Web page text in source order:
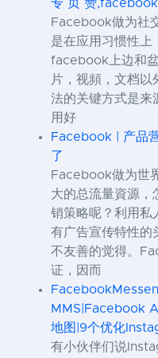
专 页 赞
Facebook做为社
是在应用习惯性上
facebook上边和
片，视頻，文档
法的关键方式是
用好
Facebook | 产品
了
Facebook做为世
大的总流量資源，
销策略呢？利用私
有广告宣传特性的
不友善的觉得。
证，因而
MMS|Facebook
地图|9个优化
有小伙伴们说